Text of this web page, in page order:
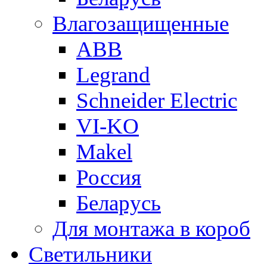
Влагозащищенные
ABB
Legrand
Schneider Electric
VI-KO
Makel
Россия
Беларусь
Для монтажа в короб
Светильники